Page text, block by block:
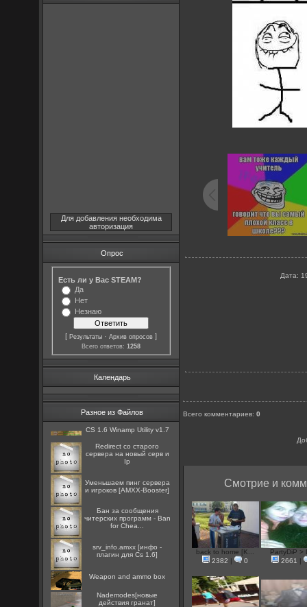
Для добавления необходима
авторизация
Опрос
Есть ли у Вас STEAM?
Да
Нет
Незнаю
[Результаты ·Архив опросов ]
Всего ответов:1258
Календарь
Разное из Файлов
CS 1.6 Winamp Utility v1.7
Redirect со старого
сервера на новый серв и
Ip
Уменьшаем пинг сервера
и игроков [AMXX-Booster]
Бан за сообщения
читерских программ - Ban
for Chea...
srv_info.amxx [инфо -
плагин для Cs 1.6]
Weapon and ammo box
Nademodes[новые
действия гранат]
Дата:
Всего комментариев:0
Смотрие и
back to home [K...
2382
| 0
PartyDiP >
2661
|